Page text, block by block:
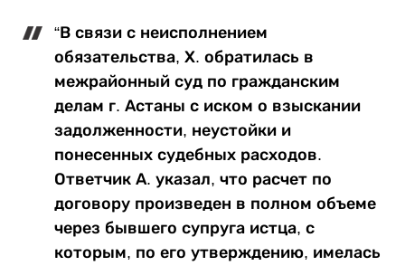
“В связи с неисполнением
обязательства, Х. обратилась в
межрайонный суд по гражданским
делам г. Астаны с иском о взыскании
задолженности, неустойки и
понесенных судебных расходов.
Ответчик А. указал, что расчет по
договору произведен в полном объеме
через бывшего супруга истца, с
которым, по его утверждению, имелась